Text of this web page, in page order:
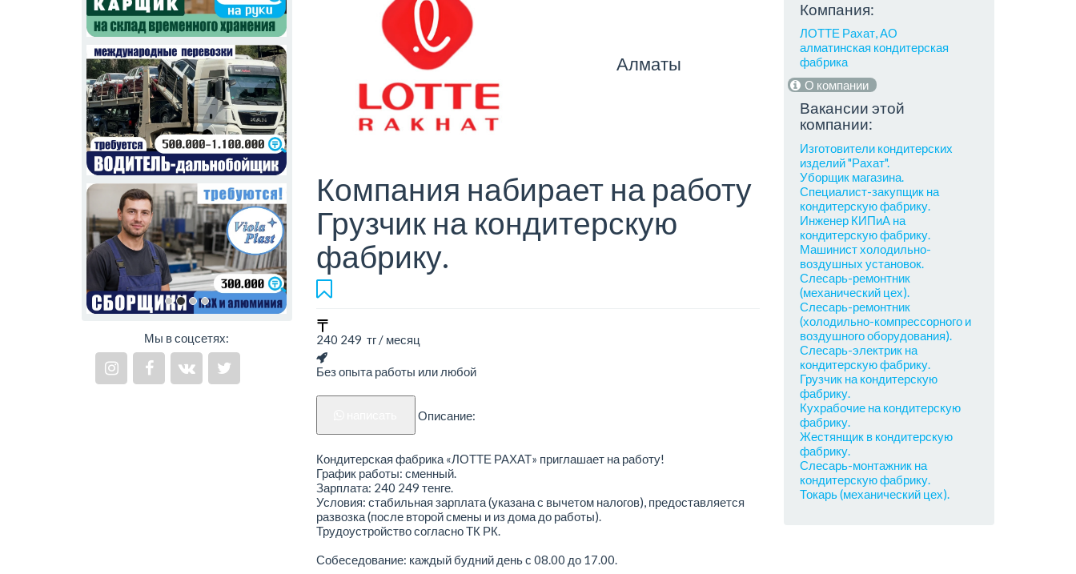
Мы в соцсетях:
Алматы
Компания набирает на работу
Грузчик на кондитерскую
фабрику.
240 249 тг / месяц
Без опыта работы или любой
Описание:
Кондитерская фабрика «ЛОТТЕ РАХАТ» приглашает на работу!
График работы: сменный.
Зарплата: 240 249 тенге.
Условия: стабильная зарплата (указана с вычетом налогов), предоставляется
развозка (после второй смены и из дома до работы).
Трудоустройство согласно ТК РК.
Собеседование: каждый будний день с 08.00 до 17.00.
Компания:
ЛОТТЕ Рахат, АО
алматинская кондитерская
фабрика
О компании
Вакансии этой
компании:
Изготовители кондитерских
изделий "Рахат".
Уборщик магазина.
Специалист-закупщик на
кондитерскую фабрику.
Инженер КИПиА на
кондитерскую фабрику.
Машинист холодильно-
воздушных установок.
Слесарь-ремонтник
(механический цех).
Слесарь-ремонтник
(холодильно-компрессорного и
воздушного оборудования).
Слесарь-электрик на
кондитерскую фабрику.
Грузчик на кондитерскую
фабрику.
Кухрабочие на кондитерскую
фабрику.
Жестянщик в кондитерскую
фабрику.
Слесарь-монтажник на
кондитерскую фабрику.
Токарь (механический цех).